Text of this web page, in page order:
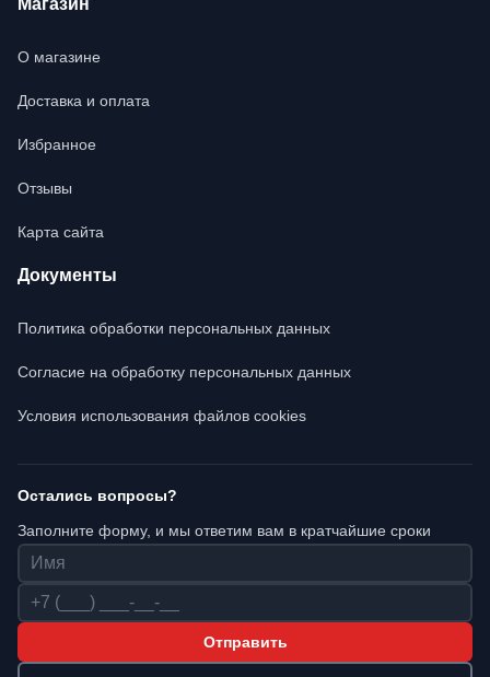
Магазин
О магазине
Доставка и оплата
Избранное
Отзывы
Карта сайта
Документы
Политика обработки персональных данных
Согласие на обработку персональных данных
Условия использования файлов cookies
Остались вопросы?
Заполните форму, и мы ответим вам в кратчайшие сроки
Имя
Телефон
Отправить